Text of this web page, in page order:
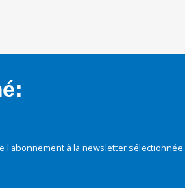
à la newsletter sélectionnée.